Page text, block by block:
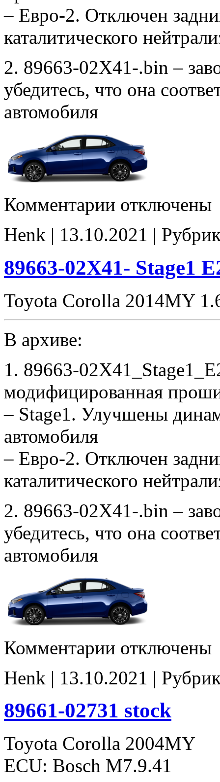
– Евро-2. Отключен
каталитического
2. 89663-02X41-.bin –
убедитесь, что она
автомобиля
Комментарии записи
E2
noCHK
отключены
Henk | 13.10.2021 |
89663-02X41- Stage1
Toyota Corolla 2014MY
В архиве:
1. 89663-
модифицированная
– Stage1. Улучшены
автомобиля
– Евро-2. Отключен
каталитического
2. 89663-02X41-.bin –
убедитесь, что она
автомобиля
Комментарии записи
Stage1
E2
отключены
Henk | 13.10.2021 |
89661-02731 stock
Toyota Corolla 2004MY
ECU: Bosch M7.9.41